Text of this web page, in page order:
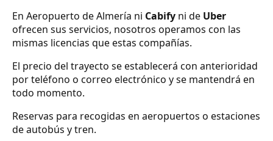
En Aeropuerto de Almería ni Cabify ni de Uber
ofrecen sus servicios, nosotros operamos con las
mismas licencias que estas compañías.
El precio del trayecto se establecerá con anterioridad
por teléfono o correo electrónico y se mantendrá en
todo momento.
Reservas para recogidas en aeropuertos o estaciones
de autobús y tren.